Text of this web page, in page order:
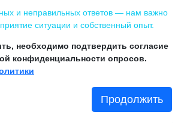
и неправильных ответов — нам важно
ситуации и собственный опыт.
необходимо подтвердить согласие
конфиденциальности опросов.
Продолжить